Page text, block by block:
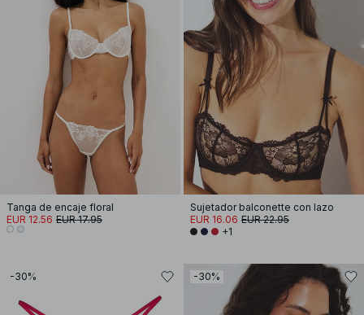
Tanga de encaje floral
EUR 12.56 EUR 17.95
Sujetador balconette con lazo
EUR 16.06 EUR 22.95
+1
-30% -30%